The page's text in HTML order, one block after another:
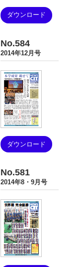
ダウンロード
No.584
2014年12月号
ダウンロード
No.581
2014年8・9月号